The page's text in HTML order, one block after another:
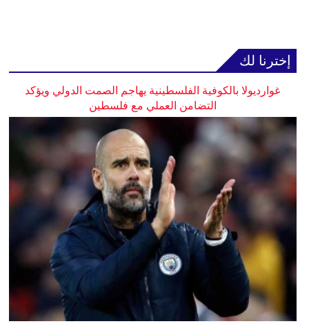
إخترنا لك
غوارديولا بالكوفية الفلسطينية يهاجم الصمت الدولي ويؤكد
التضامن العملي مع فلسطين